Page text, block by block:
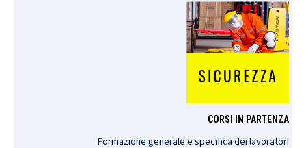
CORSI IN PARTENZA
Formazione generale e specifica dei lavoratori